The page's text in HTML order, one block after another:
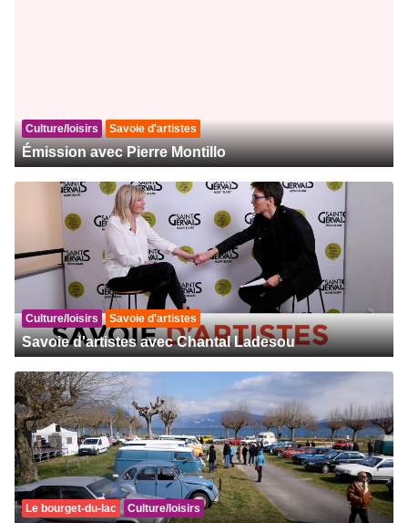
Culture/loisirs Savoie d'artistes
Émission avec Pierre Montillo
Culture/loisirs Savoie d'artistes
Savoie d'artistes avec Chantal Ladesou
Le bourget-du-lac Culture/loisirs